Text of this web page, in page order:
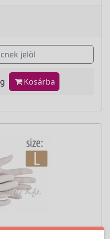
jelöl
Kosárba